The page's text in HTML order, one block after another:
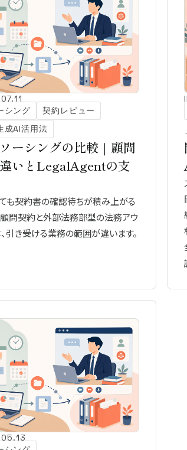
シング
契約レビュー
成AI活用法
ーシングの比較｜顧問
いとLegalAgentの支
も契約書の確認待ちが積み上がる
顧問契約と外部法務部型の法務アウ
引き受ける業務の範囲が違います。